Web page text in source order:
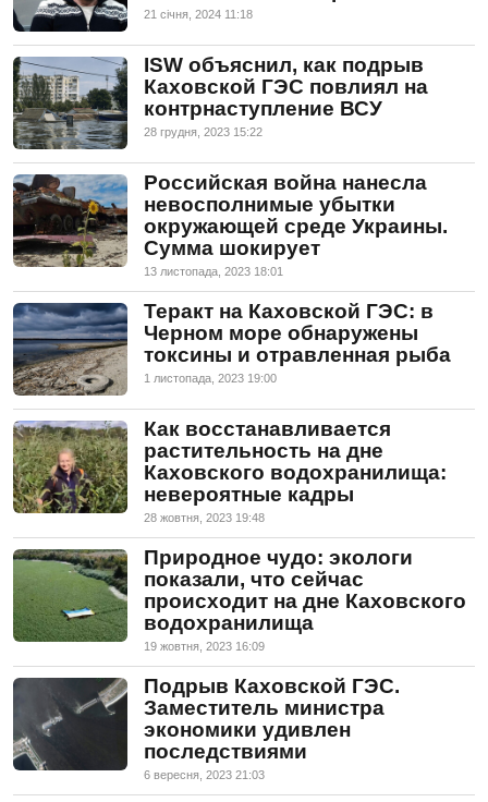
21 сiчня, 2024 11:18
ISW объяснил, как подрыв
Каховской ГЭС повлиял на
контрнаступление ВСУ
28 грудня, 2023 15:22
Российская война нанесла
невосполнимые убытки
окружающей среде Украины.
Сумма шокирует
13 листопада, 2023 18:01
Теракт на Каховской ГЭС: в
Черном море обнаружены
токсины и отравленная рыба
1 листопада, 2023 19:00
Как восстанавливается
растительность на дне
Каховского водохранилища:
невероятные кадры
28 жовтня, 2023 19:48
Природное чудо: экологи
показали, что сейчас
происходит на дне Каховского
водохранилища
19 жовтня, 2023 16:09
Подрыв Каховской ГЭС.
Заместитель министра
экономики удивлен
последствиями
6 вересня, 2023 21:03